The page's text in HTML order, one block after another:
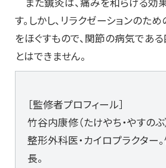
す。しかし、リラクゼーションのた
をほぐすもので、関節の病気であ
とはできません。
［監修者プロフィール］
竹谷内康修（たけやち・やすのぶ
整形外科医・カイロプラクター
長。